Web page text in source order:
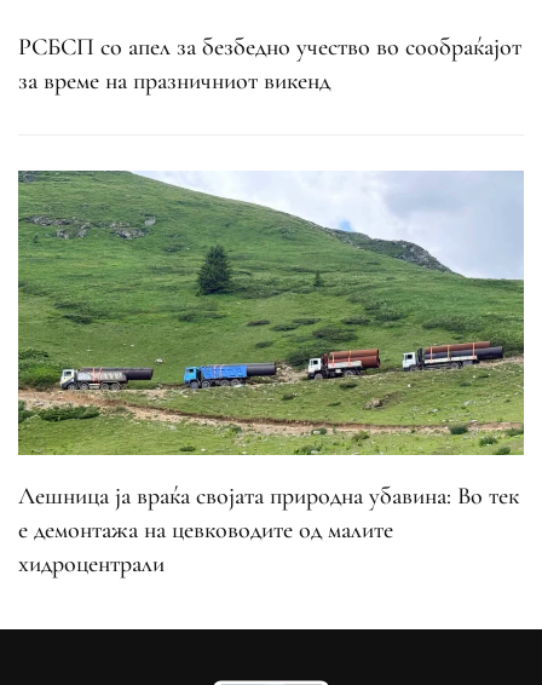
РСБСП со апел за безбедно учество во сообраќајот
за време на празничниот викенд
Лешница ја враќа својата природна убавина: Во тек
е демонтажа на цевководите од малите
хидроцентрали